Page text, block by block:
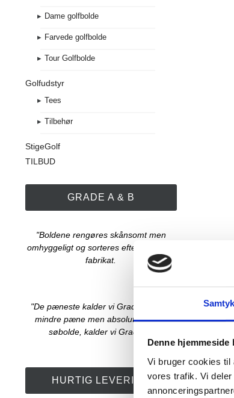
Denne
Vi bruger cookies til
vores trafik. Vi
Dame golfbolde
Farvede golfbolde
Tour Golfbolde
Golfudstyr
Tees
Tilbehør
StigeGolf
TILBUD
GRADE A & B
"Boldene rengøres skånsomt men
omhyggeligt og sorteres efter stand og
fabrikat.
"De pæneste kalder vi Grade A og de
mindre pæne men absolut spilbare
søbolde, kalder vi Grade B"
HURTIG LEVERING